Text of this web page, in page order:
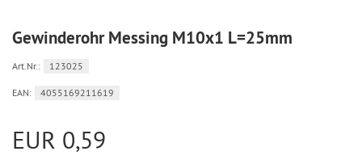
Gewinderohr Messing M10x1 L=25mm
Art.Nr.: 123025
EAN: 4055169211619
EUR 0,59